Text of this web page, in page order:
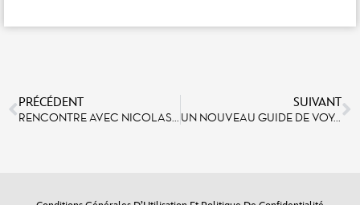
PRÉCÉDENT
RENCONTRE AVEC NICOLAS CUEFF, CONCEPTEUR MAQUILLAGE
SUIVANT
UN NOUVEAU GUIDE DE VOYAGES GRATUIT À DESTINATION DES SUPER PARENTS